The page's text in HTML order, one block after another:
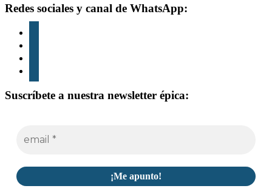
Footer
Redes sociales y canal de WhatsApp:
Suscríbete a nuestra newsletter épica: